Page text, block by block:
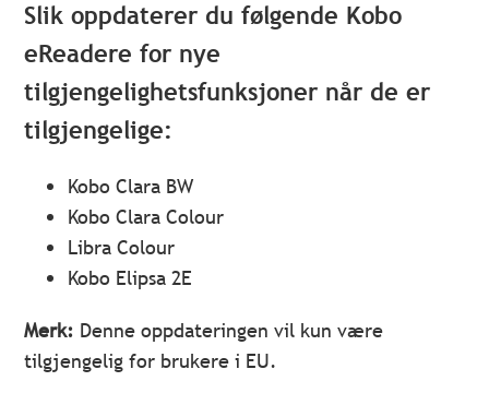
Slik oppdaterer du følgende Kobo
eReadere for nye
tilgjengelighetsfunksjoner når de er
tilgjengelige:
Kobo Clara BW
Kobo Clara Colour
Libra Colour
Kobo Elipsa 2E
Merk: Denne oppdateringen vil kun være
tilgjengelig for brukere i EU.